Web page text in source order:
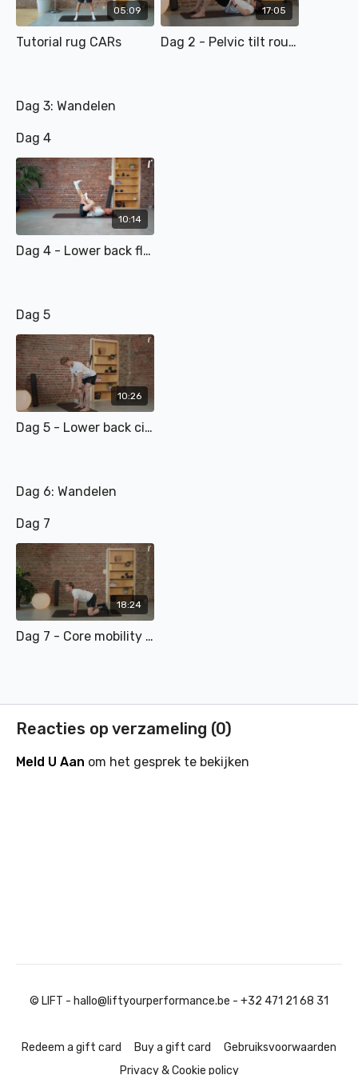
05:09
Tutorial rug CARs
17:05
Dag 2 - Pelvic tilt routine
Dag 3: Wandelen
Dag 4
10:14
Dag 4 - Lower back flow
Dag 5
10:26
Dag 5 - Lower back circuit
Dag 6: Wandelen
Dag 7
18:24
Dag 7 - Core mobility work-out
Reacties op verzameling (0)
Meld U Aan om het gesprek te bekijken
© LIFT - hallo@liftyourperformance.be - +32 471 21 68 31
Redeem a gift card Buy a gift card
Gebruiksvoorwaarden
Privacy & Cookie policy